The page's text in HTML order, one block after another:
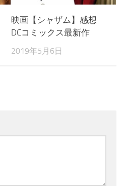
映画【シャザム】感想
DCコミックス最新作
2019年5月6日